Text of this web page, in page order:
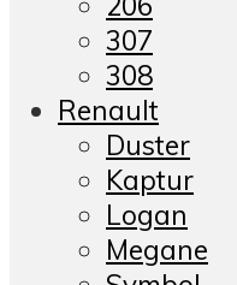
307
308
Renault
Duster
Kaptur
Logan
Megane